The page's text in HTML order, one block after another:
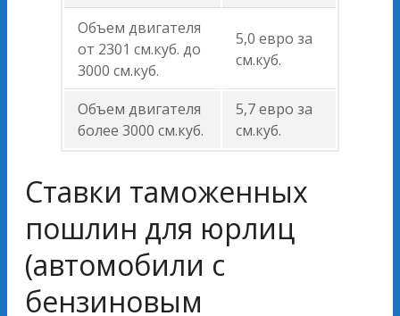
Объем двигателя
от 2301 см.куб. до
3000 см.куб.
5,0 евро за
см.куб.
Объем двигателя
более 3000 см.куб.
5,7 евро за
см.куб.
Ставки таможенных
пошлин для юрлиц
(автомобили с
бензиновым